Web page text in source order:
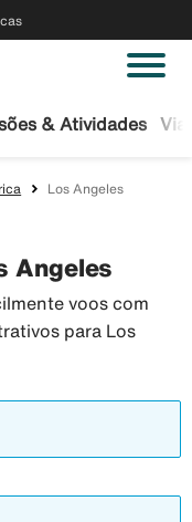
& Atividades
Los Angeles
Angeles
voos com
para Los